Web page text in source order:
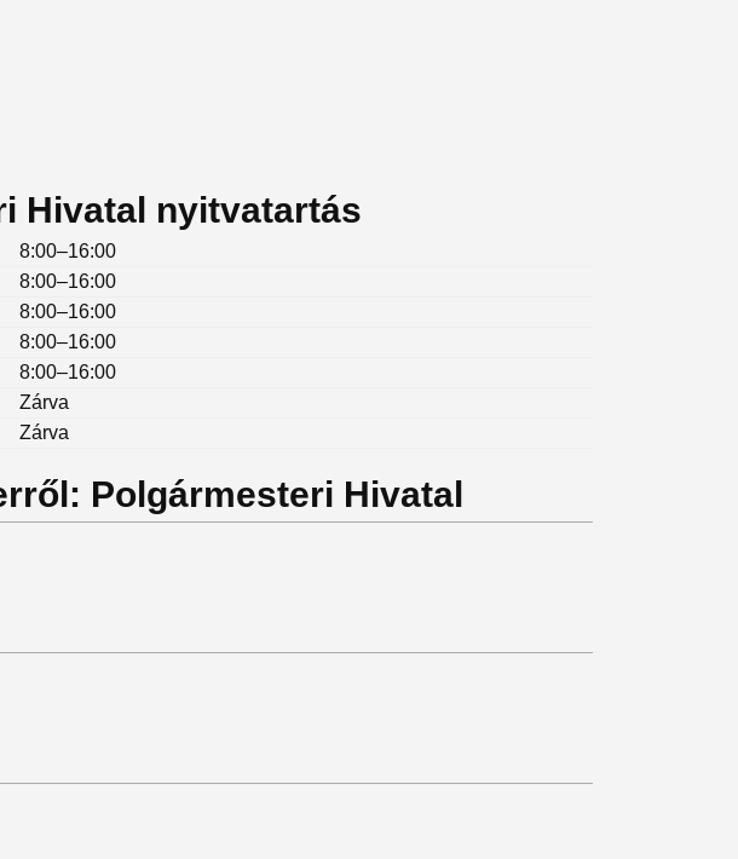
Hivatal nyitvatartás
8:00–16:00
8:00–16:00
8:00–16:00
8:00–16:00
8:00–16:00
Zárva
Zárva
Polgármesteri Hivatal